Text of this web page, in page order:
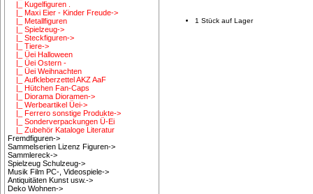
|_ Kugelfiguren .
|_ Maxi Eier - Kinder Freude->
|_ Metallfiguren
|_ Spielzeug->
|_ Steckfiguren->
|_ Tiere->
|_ Üei Halloween
|_ Üei Ostern -
|_ Üei Weihnachten
|_ Aufkleberzettel AKZ AaF
|_ Hütchen Fan-Caps
|_ Diorama Dioramen->
|_ Werbeartikel Üei->
|_ Ferrero sonstige Produkte->
|_ Sonderverpackungen Ü-Ei
|_ Zubehör Kataloge Literatur
Fremdfiguren->
Sammelserien Lizenz Figuren->
Sammlereck->
Spielzeug Schulzeug->
Musik Film PC-, Videospiele->
Antiquitäten Kunst usw.->
Deko Wohnen->
1 Stück auf Lager